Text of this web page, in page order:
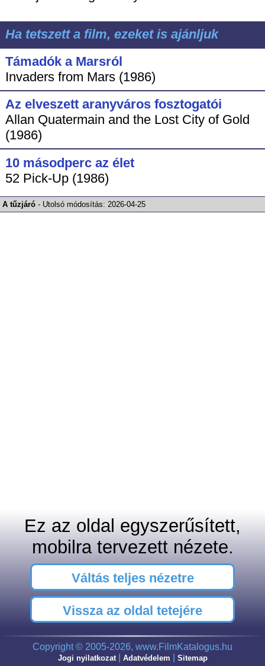
Ha tetszett a film, ezeket is ajánljuk
Támadók a Marsról
Invaders from Mars (1986)
Az elveszett aranyváros fosztogatói
Allan Quatermain and the Lost City of Gold
(1986)
10 másodperc az élet
52 Pick-Up (1986)
A tűzjáró - Utolsó módosítás:2026-04-25
Ez az oldal egyszerűsített,
mobilra tervezett nézete.
Váltás teljes nézetre
Vissza az oldal tetejére
Copyright © 2005-2026, www.FilmKatalogus.hu
Jogi nyilatkozat| Adatvédelem Sitemap